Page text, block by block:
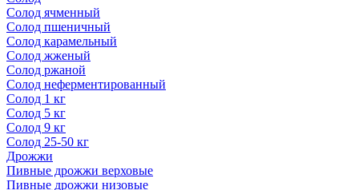
Солод ячменный
Солод пшеничный
Солод карамельный
Солод жженый
Солод ржаной
Солод неферментированный
Солод 1 кг
Солод 5 кг
Солод 9 кг
Солод 25-50 кг
Дрожжи
Пивные дрожжи верховые
Пивные дрожжи низовые